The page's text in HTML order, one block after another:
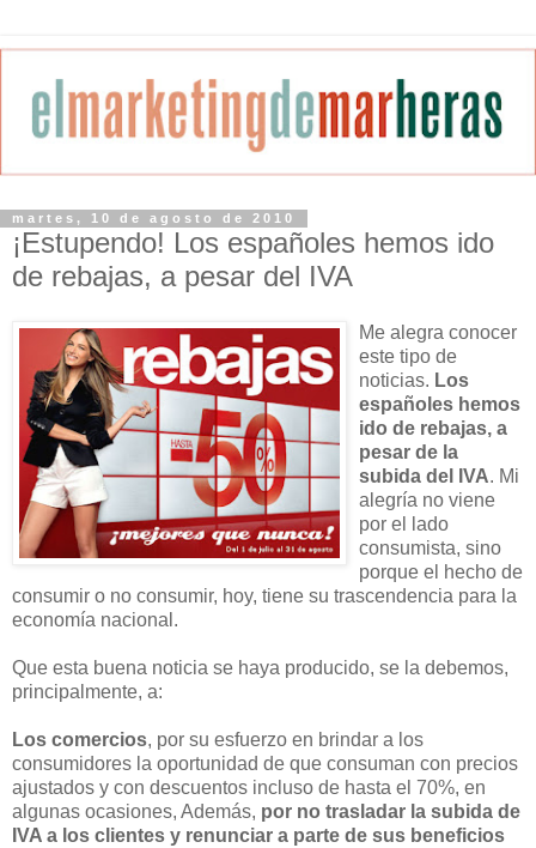
martes, 10 de agosto de 2010
¡Estupendo! Los españoles hemos ido
de rebajas, a pesar del IVA
Me alegra conocer
este tipo de
noticias. Los
españoles hemos
ido de rebajas, a
pesar de la
subida del IVA. Mi
alegría no viene
por el lado
consumista, sino
porque el hecho de
consumir o no consumir, hoy, tiene su trascendencia para la
economía nacional.
Que esta buena noticia se haya producido, se la debemos,
principalmente, a:
Los comercios, por su esfuerzo en brindar a los
consumidores la oportunidad de que consuman con precios
ajustados y con descuentos incluso de hasta el 70%, en
algunas ocasiones, Además, por no trasladar la subida de
IVA a los clientes y renunciar a parte de sus beneficios